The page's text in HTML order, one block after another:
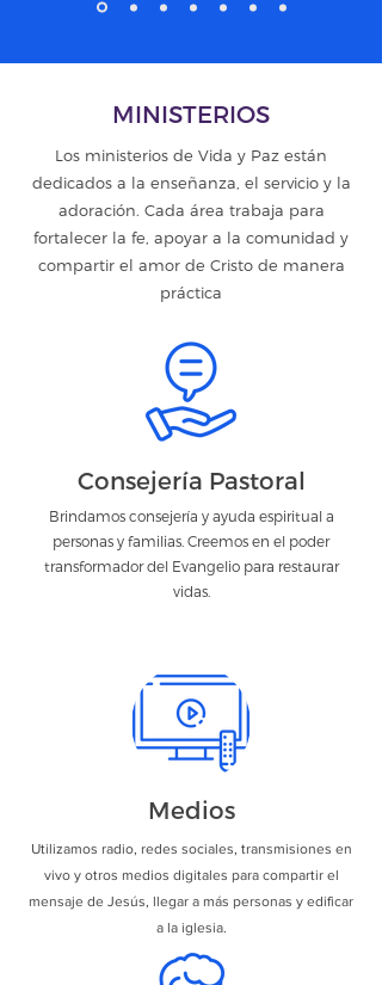
MINISTERIOS
Los ministerios de Vida y Paz están
dedicados a la enseñanza, el servicio y la
adoración. Cada área trabaja para
fortalecer la fe, apoyar a la comunidad y
compartir el amor de Cristo de manera
práctica
Consejería Pastoral
Brindamos consejería y ayuda espiritual a
personas y familias. Creemos en el poder
transformador del Evangelio para restaurar
vidas.
Medios
Utilizamos radio, redes sociales, transmisiones en
vivo y otros medios digitales para compartir el
mensaje de Jesús, llegar a más personas y edificar
a la iglesia.